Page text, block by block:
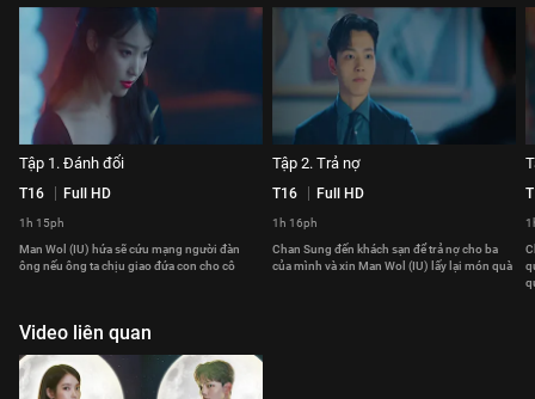
Tập 1. Đánh đổi
T16 Full HD
1h 15ph
Man Wol (IU) hứa sẽ cứu mạng người đàn
ông nếu ông ta chịu giao đứa con cho cô
Tập 2. Trả nợ
T16 Full HD
1h 16ph
Chan Sung đến khách sạn để trả nợ cho ba
của mình và xin Man Wol (IU) lấy lại món quà
Video liên quan